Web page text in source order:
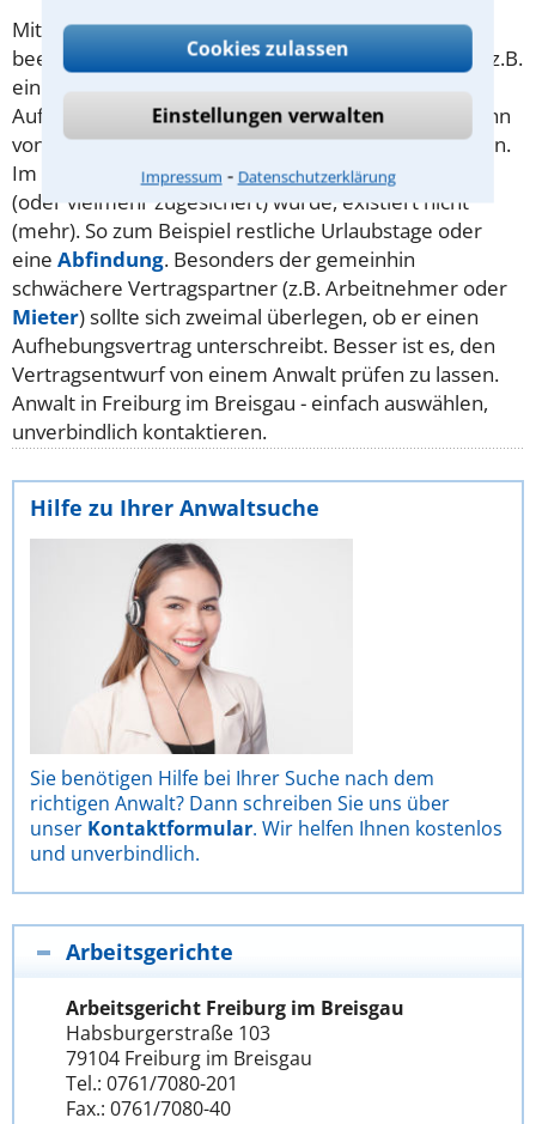
Cookies zulassen
Einstellungen verwalten
Impressum ⁃ Datenschutzerklärung
Mit demAufhebungsvertraglassen sich Verträge
beenden, die ansonsten dauerhaft angelegt wären, z.B.
ein
Aufhebungsvertrag ist an keine Form gebunden, kann
von den Vertragsparteien also frei vereinbart werden.
Im Gegenzug gilt: Was hier nicht ausdrücklich fixiert
(oder vielmehr zugesichert) wurde, existiert nicht
(mehr). So zum Beispiel restliche Urlaubstage oder
eine Abfindung. Besonders der gemeinhin
schwächere Vertragspartner (z.B. Arbeitnehmer oder
Mieter) sollte sich zweimal überlegen, ob er einen
Aufhebungsvertrag unterschreibt. Besser ist es, den
Vertragsentwurf von einem Anwalt prüfen zu lassen.
Anwalt in Freiburg im Breisgau - einfach auswählen,
unverbindlich kontaktieren.
Hilfe zu Ihrer Anwaltsuche
Sie benötigen Hilfe bei Ihrer Suche nach dem
richtigen Anwalt? Dann schreiben Sie uns über
unser Kontaktformular. Wir helfen Ihnen kostenlos
und unverbindlich.
Arbeitsgerichte
Arbeitsgericht Freiburg im Breisgau
Habsburgerstraße 103
79104 Freiburg im Breisgau
Tel.: 0761/7080-201
Fax.: 0761/7080-40